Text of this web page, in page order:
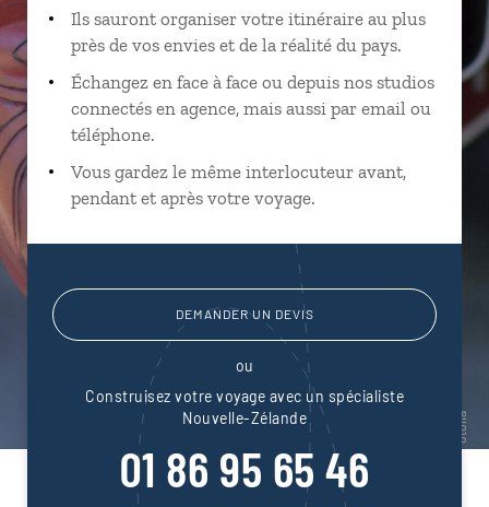
Ils sauront organiser votre itinéraire au plus
près de vos envies et de la réalité du pays.
Échangez en face à face ou depuis nos studios
connectés en agence, mais aussi par email ou
téléphone.
Vous gardez le même interlocuteur avant,
pendant et après votre voyage.
DEMANDER UN DEVIS
ou
Construisez votre voyage avec un spécialiste
Nouvelle-Zélande
01 86 95 65 46